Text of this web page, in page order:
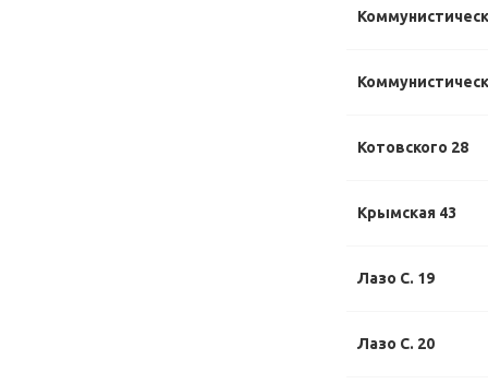
Котовского 28
Крымская 43
Лазо С. 19
Лазо С. 20